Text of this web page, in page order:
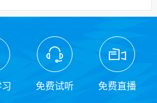
免费试听 免费直播